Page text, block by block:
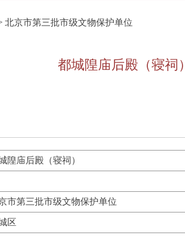
北京市第三批市级文物保护单位
都城隍庙后殿（寝祠）
隍庙后殿（寝祠）
市第三批市级文物保护单位
区